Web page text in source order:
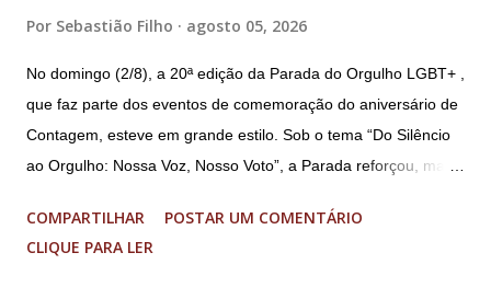
Por Sebastião Filho agosto 05, 2026
No domingo (2/8), a 20ª edição da Parada do Orgulho LGBT+ ,
que faz parte dos eventos de comemoração do aniversário de
Contagem, esteve em grande estilo. Sob o tema “Do Silêncio
ao Orgulho: Nossa Voz, Nosso Voto”, a Parada reforçou, mais
município. A concentração foi na Praça da Glória, que estava
preparada com um palco e contou com diversos shows,
COMPARTILHAR
POSTAR UM COMENTÁRIO
CLIQUE PARA LER